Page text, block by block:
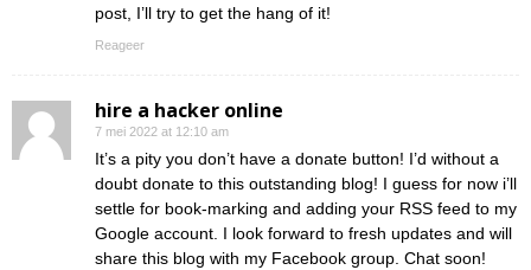
post, I’ll try to get the hang of it!
Reageer
hire a hacker online
7 mei 2022 at 12:10 am
It’s a pity you don’t have a donate button! I’d without a
doubt donate to this outstanding blog! I guess for now i’ll
settle for book-marking and adding your RSS feed to my
Google account. I look forward to fresh updates and will
share this blog with my Facebook group. Chat soon!